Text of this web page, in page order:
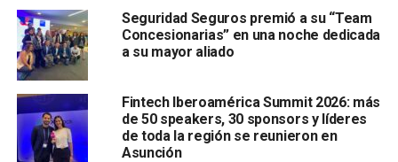
Seguridad Seguros premió a su “Team
Concesionarias” en una noche dedicada
a su mayor aliado
Fintech Iberoamérica Summit 2026: más
de 50 speakers, 30 sponsors y líderes
de toda la región se reunieron en
Asunción